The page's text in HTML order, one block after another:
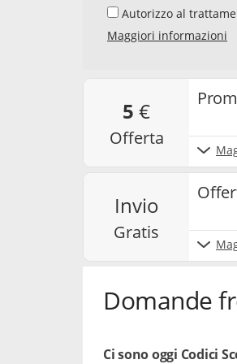
GmbH, Starstraße 2, D
newsletter sui temi
e cookie utilizzati per
e annullare
nostraprivacy policy
Maggiori informazioni
5 €
offerta
invio
gratis
Domande
Ci sono oggi Codici